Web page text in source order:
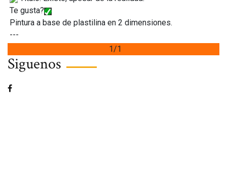
Te gusta?
Pintura a base de plastilina en 2 dimensiones.
---
1/1
Siguenos